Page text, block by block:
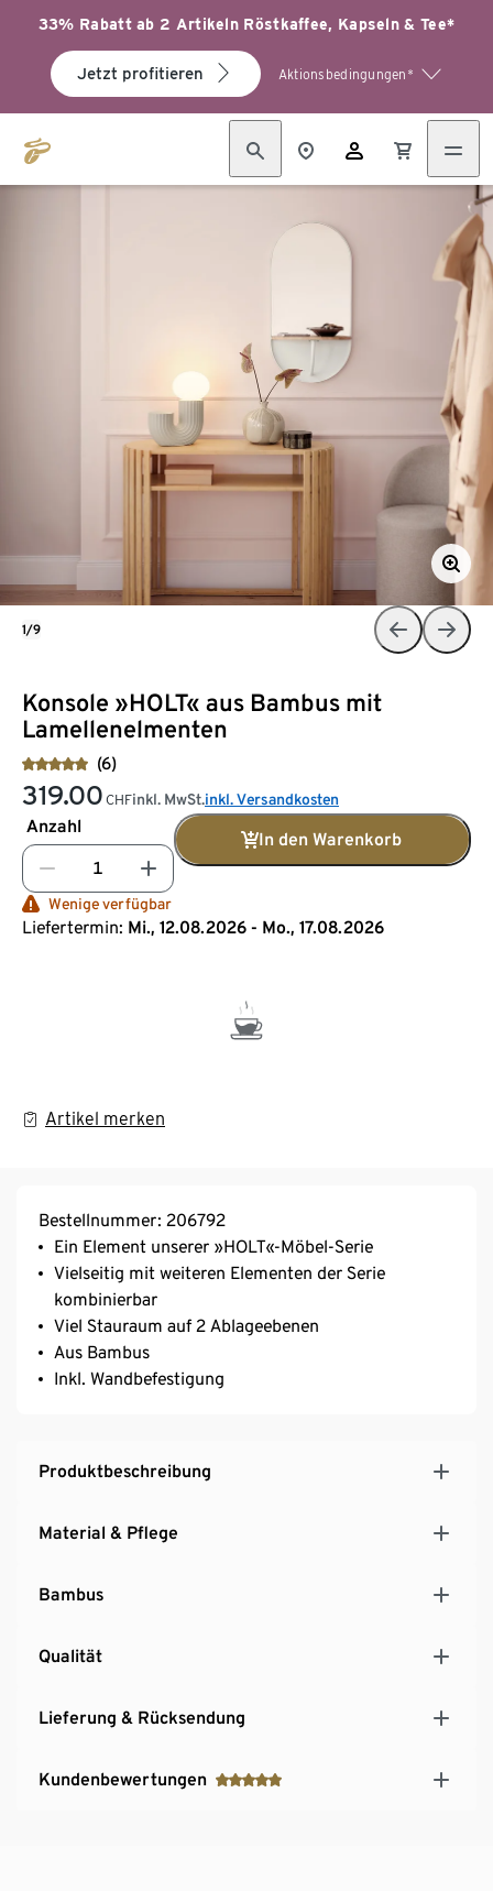
33% Rabatt ab 2 Artikeln Röstkaffee, Kapseln & Tee*
Jetzt profitieren Aktionsbedingungen*
Konsole »HOLT« aus Bambus mit
Lamellenelmenten
(6)
319.00 CHFinkl. MwSt.inkl. Versandkosten
Anzahl
In den Warenkorb
Wenige verfügbar
Liefertermin: Mi., 12.08.2026 - Mo., 17.08.2026
Artikel merken
1/9
Bestellnummer: 206792
Ein Element unserer »HOLT«-Möbel-Serie
Vielseitig mit weiteren Elementen der Serie
kombinierbar
Viel Stauraum auf 2 Ablageebenen
Aus Bambus
Inkl. Wandbefestigung
Produktbeschreibung
Material & Pflege
Bambus
Qualität
Lieferung & Rücksendung
Kundenbewertungen